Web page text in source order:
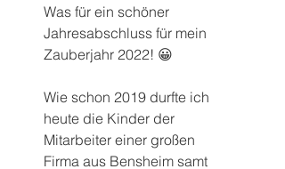
Was für ein schöner
Jahresabschluss für mein
Zauberjahr 2022! 😀
Wie schon 2019 durfte ich
heute die Kinder der
Mitarbeiter einer großen
Firma aus Bensheim samt